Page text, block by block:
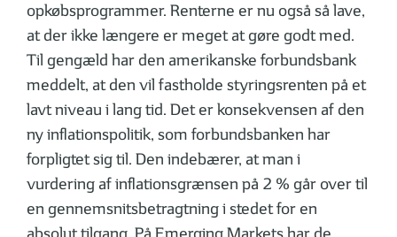
opkøbsprogrammer. Renterne er nu også så lave,
at der ikke længere er meget at gøre godt med.
Til gengæld har den amerikanske forbundsbank
meddelt, at den vil fastholde styringsrenten på et
lavt niveau i lang tid. Det er konsekvensen af den
ny inflationspolitik, som forbundsbanken har
forpligtet sig til. Den indebærer, at man i
vurdering af inflationsgrænsen på 2 % går over til
en gennemsnitsbetragtning i stedet for en